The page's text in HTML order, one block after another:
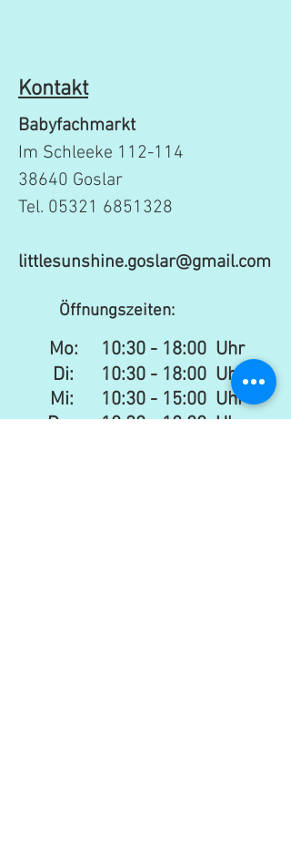
Kontakt
Babyfachmarkt
Im Schleeke 112-114
38640 Goslar
Tel. 05321 6851328
littlesunshine.goslar@gmail.com
Öffnungszeiten:
Mo: 10:30 - 18:00 Uhr
Di: 10:30 - 18:00 Uhr
Mi: 10:30 - 15:00 Uhr​​
Do: 10:30 - 18:00 Uhr